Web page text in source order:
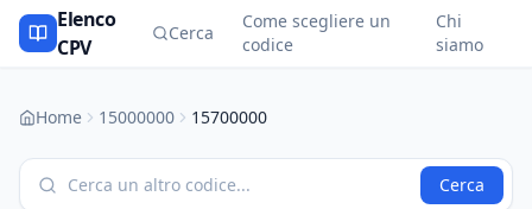
Elenco
CPV
Cerca
Come scegliere un
codice
Chi
siamo
Home 15000000 15700000
Cerca